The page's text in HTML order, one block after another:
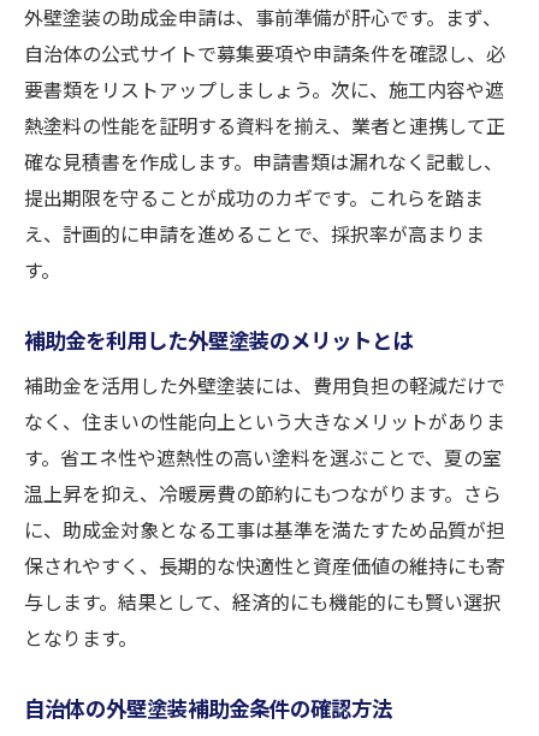
外壁塗装の助成金申請は、事前準備が肝心です。まず、
自治体の公式サイトで募集要項や申請条件を確認し、必
要書類をリストアップしましょう。次に、施工内容や遮
熱塗料の性能を証明する資料を揃え、業者と連携して正
確な見積書を作成します。申請書類は漏れなく記載し、
提出期限を守ることが成功のカギです。これらを踏ま
え、計画的に申請を進めることで、採択率が高まりま
す。
補助金を利用した外壁塗装のメリットとは
補助金を活用した外壁塗装には、費用負担の軽減だけで
なく、住まいの性能向上という大きなメリットがありま
す。省エネ性や遮熱性の高い塗料を選ぶことで、夏の室
温上昇を抑え、冷暖房費の節約にもつながります。さら
に、助成金対象となる工事は基準を満たすため品質が担
保されやすく、長期的な快適性と資産価値の維持にも寄
与します。結果として、経済的にも機能的にも賢い選択
となります。
自治体の外壁塗装補助金条件の確認方法